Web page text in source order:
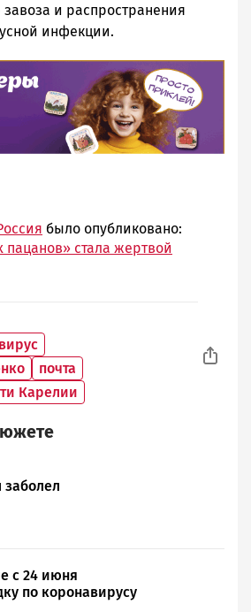
и распространения
инфекции.
было опубликовано:
пацанов» стала жертвой
почта
Карелии
с 24 июня
по коронавирусу